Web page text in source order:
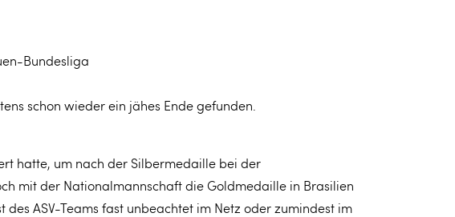
Bundesliga
schon wieder ein jähes Ende gefunden.
hatte, um nach der Silbermedaille bei der
mit der Nationalmannschaft die Goldmedaille in Brasilien
ASV-Teams fast unbeachtet im Netz oder zumindest im